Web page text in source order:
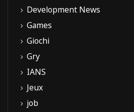
Development News
Games
Giochi
Gry
IANS
Jeux
job